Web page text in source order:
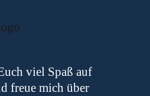
viel Spaß auf
freue mich über